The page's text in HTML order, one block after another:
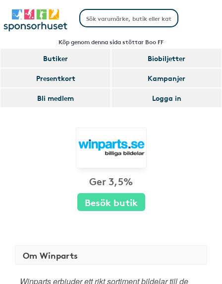
Köp genom denna sida stöttar Boo FF
Butiker
Biobiljetter
Presentkort
Kampanjer
Bli medlem
Logga in
Ger 3,5%
Besök butik
Om Winparts
Winparts erbjuder ett rikt sortiment bildelar till de